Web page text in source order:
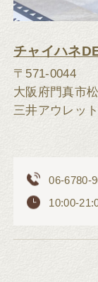
チャイハネ
〒571-0044
大阪府門真市
三井アウレッ
06-6780-
10:00-